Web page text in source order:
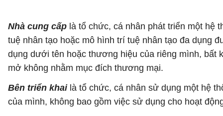
Nhà cung cấp là tổ chức, cá nhân phát triển một hệ
tuệ nhân tạo hoặc mô hình trí tuệ nhân tạo đa dụng
dụng dưới tên hoặc thương hiệu của riêng mình,
mở không nhằm mục đích thương mại.
Bên triển khai là tổ chức, cá nhân sử dụng một hệ
của mình, không bao gồm việc sử dụng cho hoạt